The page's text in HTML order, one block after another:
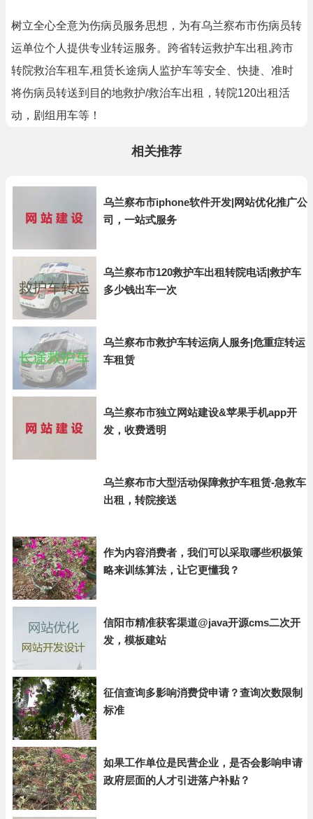
树立全心全意为伤病员服务思想，为有乌兰察布市伤病员转
运单位个人提供专业转运服务。跨省转运救护车出租,跨市
转院救治车租车,租赁长途病人监护车等安全、快捷、准时
将伤病员转送到目的地救护/救治车出租，转院120出租活
动，剧组用车等！
相关推荐
乌兰察布市iphone软件开发|网站优化推广公
司，一站式服务
乌兰察布市120救护车出租转院电话|救护车
多少钱出车一次
乌兰察布市救护车转运病人服务|危重症转运
车租赁
乌兰察布市独立网站建设&苹果手机app开
发，收费透明
乌兰察布市大型活动保障救护车租赁-急救车
出租，转院接送
作为内容消费者，我们可以采取哪些积极策
略来训练算法，让它更懂我？
信阳市精准获客渠道@java开源cms二次开
发，模板建站
征信查询多影响消费贷申请？查询次数限制
标准
如果工作单位是民营企业，是否会影响申请
政府层面的人才引进落户补贴？